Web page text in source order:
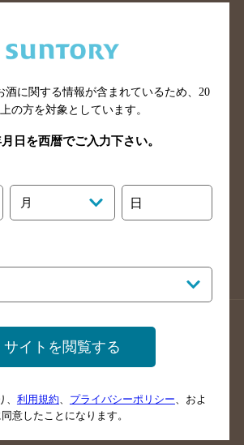
ー検索
和歌山県のバー検索
ー検索
鳥取県のバー検索
バー検索
徳島県のバー検索
バー検索
愛媛県のバー検索
ー検索
ー検索
佐賀県のバー検索
ー検索
熊本県のバー検索
沖縄県のバー検索
ご案内
店舗情報更新方法のご案内
掲載店舗様ログイン
ご意見・ご感想
酒に関する情報が含まれているため、 20
の方を対象としています。
日を西暦でご入力下さい。
月 日
サイトを閲覧する
利用規約 プライバシーポリシー 、およ
意したことになります。